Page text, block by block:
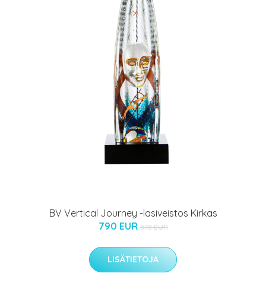
BV Vertical Journey -lasiveistos Kirkas
790 EUR 878 EUR
LISÄTIETOJA